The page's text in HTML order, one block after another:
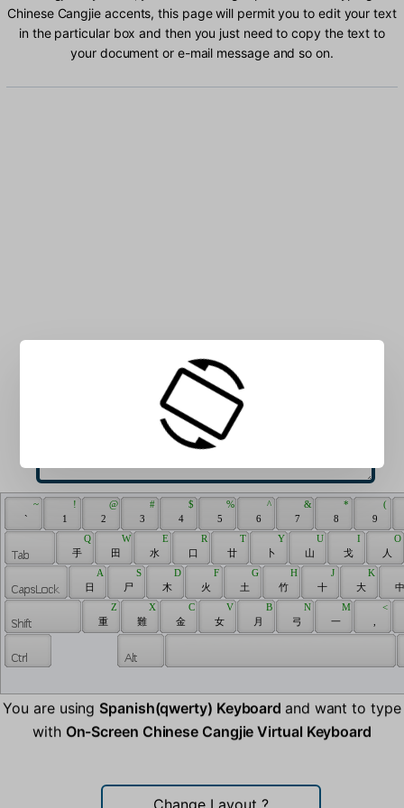
Chinese Cangjie accents, this page will permit you to edit your text
in the particular box and then you just need to copy the text to
your document or e-mail message and so on.
Type Chinese Cangjie characters into the box:
`
~
1
!
2
@
3
#
4
$
5
%
6
^
7
&
8
*
9
(
手
Q
田
W
水
E
口
R
廿
T
卜
Y
山
U
戈
I
人
O
日
A
尸
S
木
D
火
F
土
G
竹
H
十
J
大
K
重
Z
難
X
金
C
女
V
月
B
弓
N
一
M
<
You are using Spanish(qwerty) Keyboard and want to type
with On-Screen Chinese Cangjie Virtual Keyboard
Change Layout ?